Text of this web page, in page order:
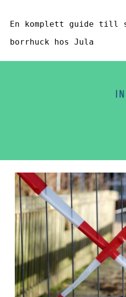
En komplett guide till
borrhuck hos Jula